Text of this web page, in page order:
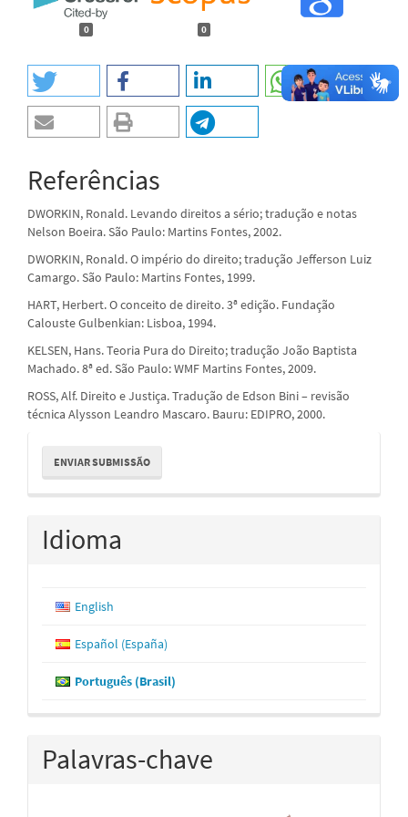
0 0
Referências
DWORKIN, Ronald. Levando direitos a sério; tradução e notas
Nelson Boeira. São Paulo: Martins Fontes, 2002.
DWORKIN, Ronald. O império do direito; tradução Jefferson Luiz
Camargo. São Paulo: Martins Fontes, 1999.
HART, Herbert. O conceito de direito. 3ª edição. Fundação
Calouste Gulbenkian: Lisboa, 1994.
KELSEN, Hans. Teoria Pura do Direito; tradução João Baptista
Machado. 8ª ed. São Paulo: WMF Martins Fontes, 2009.
ROSS, Alf. Direito e Justiça. Tradução de Edson Bini – revisão
técnica Alysson Leandro Mascaro. Bauru: EDIPRO, 2000.
Enviar
Submissão
ENVIAR SUBMISSÃO
Idioma
English
Español (España)
Português (Brasil)
Palavras-chave